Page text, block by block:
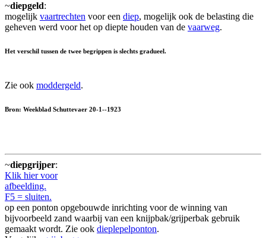
~diepgeld:
mogelijk vaartrechten voor een diep, mogelijk ook de belasting die
geheven werd voor het op diepte houden van de vaarweg.
Het verschil tussen de twee begrippen is slechts gradueel.
Zie ook moddergeld.
Bron: Weekblad Schuttevaer 20-1--1923
~diepgrijper:
Klik hier voor
afbeelding.
F5 = sluiten.
op een ponton opgebouwde inrichting voor de winning van
bijvoorbeeld zand waarbij van een knijpbak/grijperbak gebruik
gemaakt wordt. Zie ook dieplepelponton.